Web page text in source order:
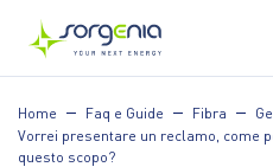
contenuto
Home Faq e Guide Fibra
Vorrei presentare un reclamo, come
questo scopo?